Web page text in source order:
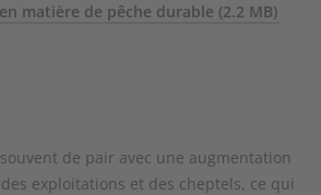
matière de pêche durable (2.2 MB)
de pair avec une augmentation
exploitations et des cheptels, ce qui